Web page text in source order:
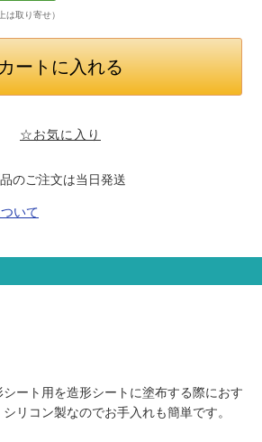
型車両リスト
は取り寄せ）
☆お気に入り
のご注文は当日発送
いて
ート用を造形シートに塗布する際におす
リコン製なのでお手入れも簡単です。